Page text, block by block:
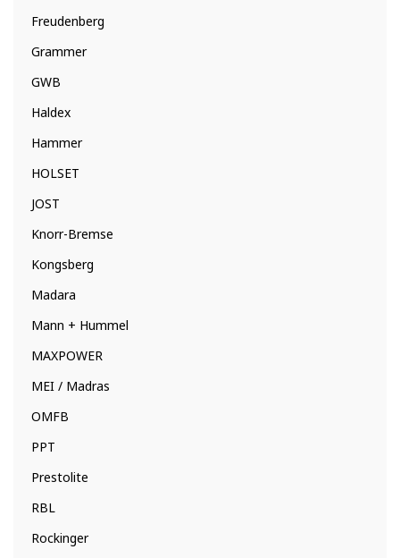
Freudenberg
Grammer
GWB
Haldex
Hammer
HOLSET
JOST
Knorr-Bremse
Kongsberg
Madara
Mann + Hummel
MAXPOWER
MEI / Madras
OMFB
PPT
Prestolite
RBL
Rockinger